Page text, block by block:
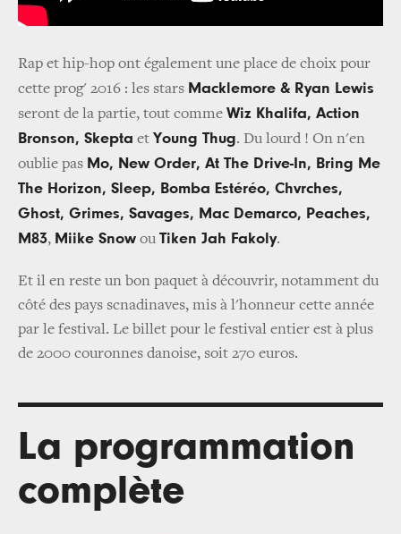
Rap et hip-hop ont également une place de choix pour
cette prog' 2016 : les stars Macklemore & Ryan Lewis
seront de la partie, tout comme Wiz Khalifa, Action
Bronson, Skepta et Young Thug. Du lourd ! On n'en
oublie pas Mo, New Order, At The Drive-In, Bring Me
The Horizon, Sleep, Bomba Estéréo, Chvrches,
Ghost, Grimes, Savages, Mac Demarco, Peaches,
M83, Miike Snow ou Tiken Jah Fakoly.
Et il en reste un bon paquet à découvrir, notamment du
côté des pays scnadinaves, mis à l'honneur cette année
par le festival. Le billet pour le festival entier est à plus
de 2000 couronnes danoise, soit 270 euros.
La programmation
complète